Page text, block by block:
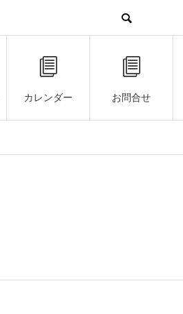
カレンダー お問合せ